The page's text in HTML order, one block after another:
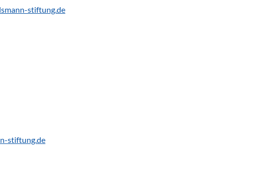
stiftung.de
stiftung.de